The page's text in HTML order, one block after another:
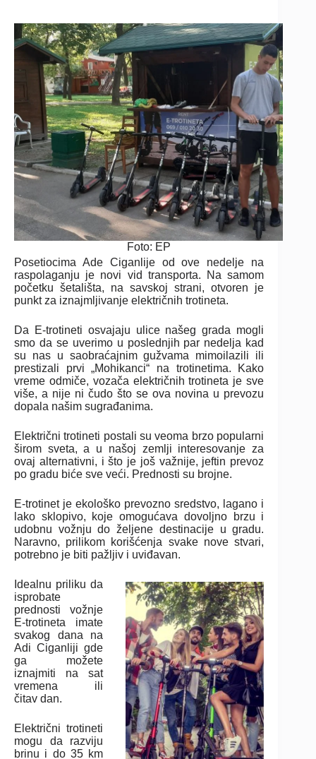
Foto: EP
Posetiocima Ade Ciganlije od ove nedelje na
raspolaganju je novi vid transporta. Na samom
početku šetališta, na savskoj strani, otvoren je
punkt za iznajmljivanje električnih trotineta.
Da E-trotineti osvajaju ulice našeg grada mogli
smo da se uverimo u poslednjih par nedelja kad
su nas u saobraćajnim gužvama mimoilazili ili
prestizali prvi „Mohikanci“ na trotinetima. Kako
vreme odmiče, vozača električnih trotineta je sve
više, a nije ni čudo što se ova novina u prevozu
dopala našim sugrađanima.
Električni trotineti postali su veoma brzo popularni
širom sveta, a u našoj zemlji interesovanje za
ovaj alternativni, i što je još važnije, jeftin prevoz
po gradu biće sve veći. Prednosti su brojne.
E-trotinet je ekološko prevozno sredstvo, lagano i
lako sklopivo, koje omogućava dovoljno brzu i
udobnu vožnju do željene destinacije u gradu.
Naravno, prilikom korišćenja svake nove stvari,
potrebno je biti pažljiv i uviđavan.
Idealnu priliku da
isprobate
prednosti vožnje
E-trotineta imate
svakog dana na
Adi Ciganliji gde
ga možete
iznajmiti na sat
vremena ili
čitav dan.
Električni trotineti
mogu da razviju
brinu i do 35 km